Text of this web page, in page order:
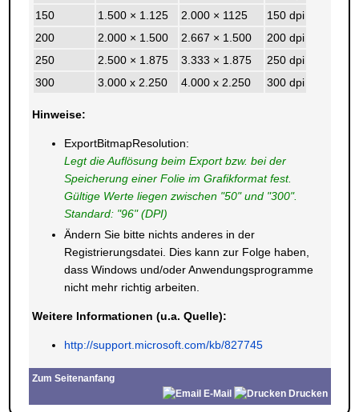
150
1.500 × 1.125 2.000 × 1125
150 dpi
200
2.000 × 1.500 2.667 × 1.500
200 dpi
250
2.500 × 1.875 3.333 × 1.875
250 dpi
300
3.000 x 2.250 4.000 x 2.250 300 dpi
Hinweise:
ExportBitmapResolution:
Legt die Auflösung beim Export bzw. bei der
Speicherung einer Folie im Grafikformat fest.
Gültige Werte liegen zwischen "50" und "300".
Standard: "96" (DPI)
Ändern Sie bitte nichts anderes in der
Registrierungsdatei. Dies kann zur Folge haben,
dass Windows und/oder Anwendungsprogramme
nicht mehr richtig arbeiten.
Weitere Informationen (u.a. Quelle):
http://support.microsoft.com/kb/827745
Zum Seitenanfang
E-Mail
Drucken